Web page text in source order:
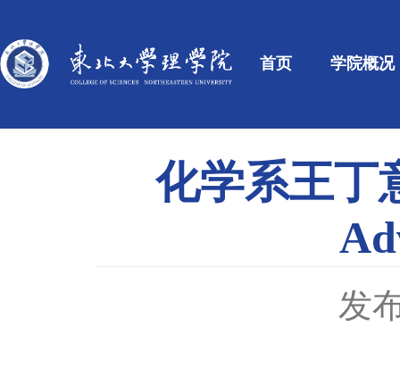
首页 学院概况
化学系王丁
发